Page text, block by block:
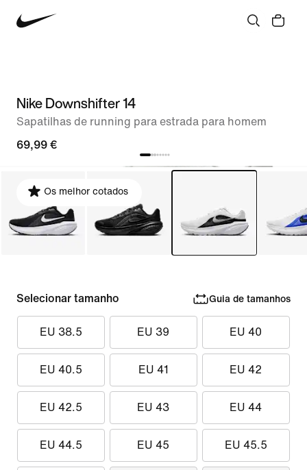
Nike Downshifter 14
Sapatilhas de running para estrada para homem
69,99 €
Os melhor cotados
Selecionar tamanho Guia de tamanhos
EU 38.5 EU 39 EU 40
EU 40.5 EU 41 EU 42
EU 42.5 EU 43 EU 44
EU 44.5 EU 45 EU 45.5